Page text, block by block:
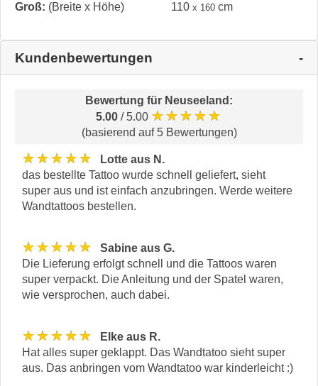
Groß: (Breite x Höhe) 110 x 160 cm
Kundenbewertungen
Bewertung für Neuseeland :
5.00 / 5.00 ★★★★★
(basierend auf 5 Bewertungen)
★★★★★
Lotte aus N.
das bestellte Tattoo wurde schnell geliefert, sieht
super aus und ist einfach anzubringen. Werde weitere
Wandtattoos bestellen.
★★★★★
Sabine aus G.
Die Lieferung erfolgt schnell und die Tattoos waren
super verpackt. Die Anleitung und der Spatel waren,
wie versprochen, auch dabei.
★★★★★
Elke aus R.
Hat alles super geklappt. Das Wandtatoo sieht super
aus. Das anbringen vom Wandtatoo war kinderleicht :)